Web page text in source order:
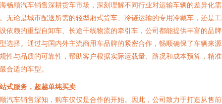
畅顺汽车销售深耕货车市场，深刻理解不同行业对运输车辆的差异化需
无论是城市配送所需的轻型厢式货车、冷链运输的专用冷藏车，还是
依赖的重型自卸车、长途干线物流的牵引车，公司都能提供丰富的品
选择。通过与国内外主流商用车品牌的紧密合作，畅顺确保了车辆来
性与品质的可靠性，帮助客户根据实际运载量、路况和成本预算，精
合适的车型。
式服务，超越单纯买卖
汽车销售深知，购车仅仅是合作的开始。因此，公司致力于打造从售